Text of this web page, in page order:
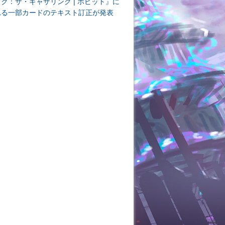
一部カードのテキスト訂正が発表